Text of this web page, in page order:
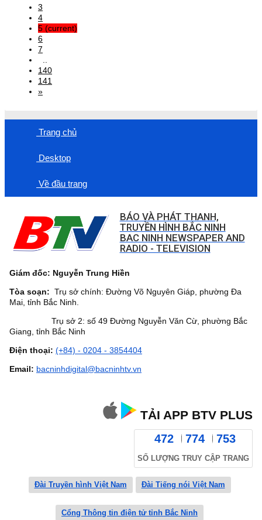
3
4
5 (current)
6
7
140
141
»
Trang chủ
Desktop
Về đầu trang
BÁO VÀ PHÁT THANH,
TRUYỀN HÌNH BẮC NINH
BAC NINH NEWSPAPER AND
RADIO - TELEVISION
Giám đốc: Nguyễn Trung Hiền
Tòa soạn: Trụ sở chính: Đường Võ Nguyên Giáp, phường Đa
Mai, tỉnh Bắc Ninh.
Trụ sở 2: số 49 Đường Nguyễn Văn Cừ, phường Bắc
Giang, tỉnh Bắc Ninh
Điện thoại: (+84) - 0204 - 3854404
Email: bacninhdigital@bacninhtv.vn
TẢI APP BTV PLUS
472 774 753
SỐ LƯỢNG TRUY CẬP TRANG
Đài Truyền hình Việt Nam Đài Tiếng nói Việt Nam
Cổng Thông tin điện tử tỉnh Bắc Ninh